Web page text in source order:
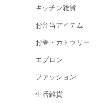
キッチン雑貨
お弁当アイテム
お箸・カトラリー
エプロン
ファッション
生活雑貨